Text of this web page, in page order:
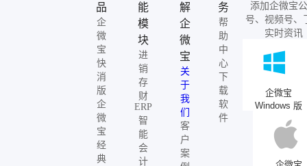
品
企
微
宝
快
消
版
企
微
宝
经
典
能
模
块
进
销
存
财
ERP
智
能
会
计
解
企
微
宝
关
于
我
们
客
户
案
务
帮
助
中
心
下
载
软
件
添加企微宝
号、视频号、
实时资讯
企微宝
Windows 版